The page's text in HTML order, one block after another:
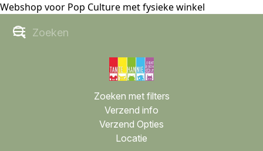
Webshop voor Pop Culture met fysieke winkel
Zoeken met filters
Verzend info
Verzend Opties
Locatie